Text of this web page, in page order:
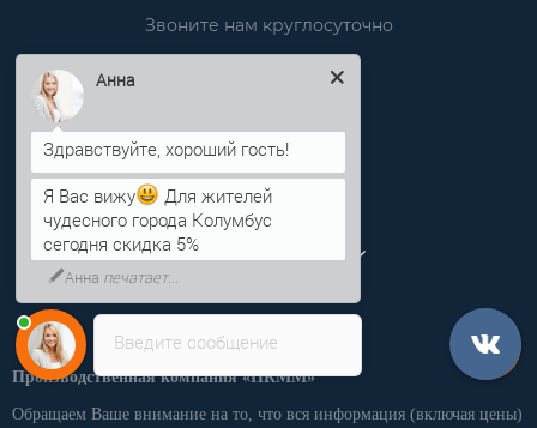
Звоните нам круглосуточно
Информация
Категории
Личный кабинет
Производственная компания «ПКММ»
Обращаем Ваше внимание на то, что вся информация (включая цены)
Введите сообщение
Здравствуйте, хороший гость!
Я Вас вижу
Для жителей
чудесного города Колумбус
сегодня скидка 5%